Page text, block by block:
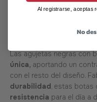
blanco y negro
rinden
Las agujetas negras con
única, aportando un
con el resto del diseño.
durabilidad , estas botas
resistencia para el día a
Al registrarse, aceptas
No